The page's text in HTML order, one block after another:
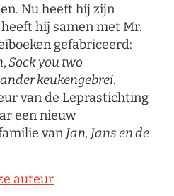
Nu heeft hij zijn
hij samen met Mr.
gefabriceerd:
,Sock you two
keukengebrei.
van de Leprastichting
een nieuw
van Jan, Jans en de
auteur